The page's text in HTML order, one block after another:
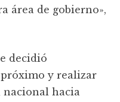
área de gobierno»,
decidió
y realizar
nacional hacia